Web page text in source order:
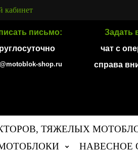
кабинет
письмо:
shop.ru
Задать
чат с
справа
ТЯЖЕЛЫХ
НАВЕСНОЕ